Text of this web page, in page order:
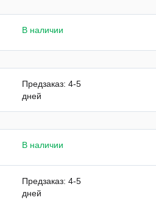
В наличии
Предзаказ: 4-5
дней
В наличии
Предзаказ: 4-5
дней